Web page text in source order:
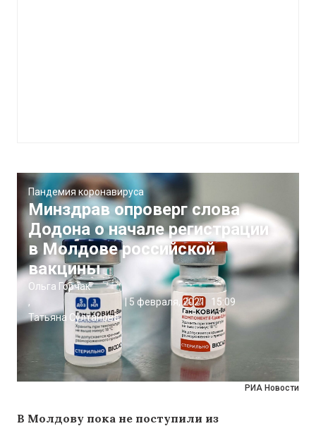
РИА Новости
Пандемия коронавируса
Минздрав опроверг слова
Додона о начале регистрации
в Молдове российской
вакцины
Ольга Горчак
,
Татьяна Султанова
| 5 февраля, 2021 15:09
В Молдову пока не поступили из